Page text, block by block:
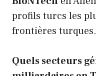
profils turcs les
frontières turques.
Quels secteurs